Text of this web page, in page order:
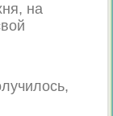
на